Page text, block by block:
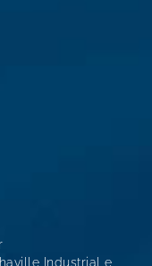
Industrial e